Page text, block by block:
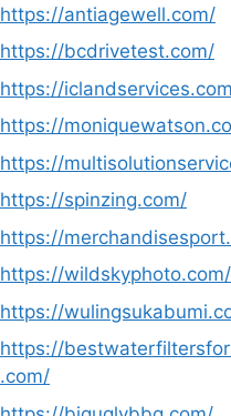
https://antiagewell.com/
https://bcdrivetest.com/
https://
https://
https://
https://spinzing.com/
https://
https://wildskyphoto.com/
https://
https://
.com/